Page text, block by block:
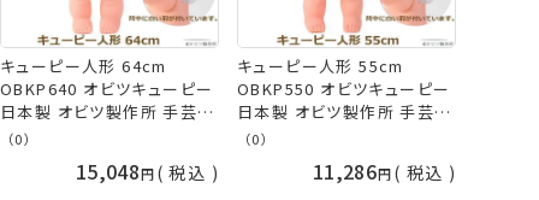
キューピー人形 64cm
OBKP640 オビツキューピー
日本製 オビツ製作所 手芸の
山久
（0）
15,048 税込
キューピー人形 55cm
OBKP550 オビツキューピー
日本製 オビツ製作所 手芸の
山久
（0）
11,286 税込